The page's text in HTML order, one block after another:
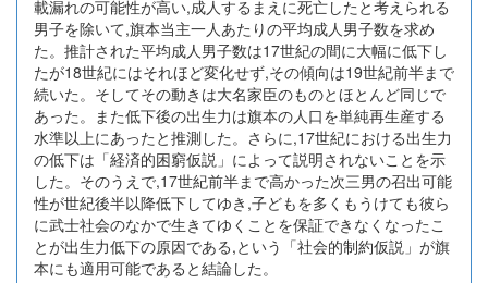
載漏れの可能性が高い,成人するまえに死亡したと考えられる
男子を除いて,旗本当主一人あたりの平均成人男子数を求め
た。推計された平均成人男子数は17世紀の間に大幅に低下し
たが18世紀にはそれほど変化せず,その傾向は19世紀前半まで
続いた。そしてその動きは大名家臣のものとほとんど同じで
あった。また低下後の出生力は旗本の人口を単純再生産する
水準以上にあったと推測した。さらに,17世紀における出生力
の低下は「経済的困窮仮説」によって説明されないことを示
した。そのうえで,17世紀前半まで高かった次三男の召出可能
性が世紀後半以降低下してゆき,子どもを多くもうけても彼ら
に武士社会のなかで生きてゆくことを保証できなくなったこ
とが出生力低下の原因である,という「社会的制約仮説」が旗
本にも適用可能であると結論した。